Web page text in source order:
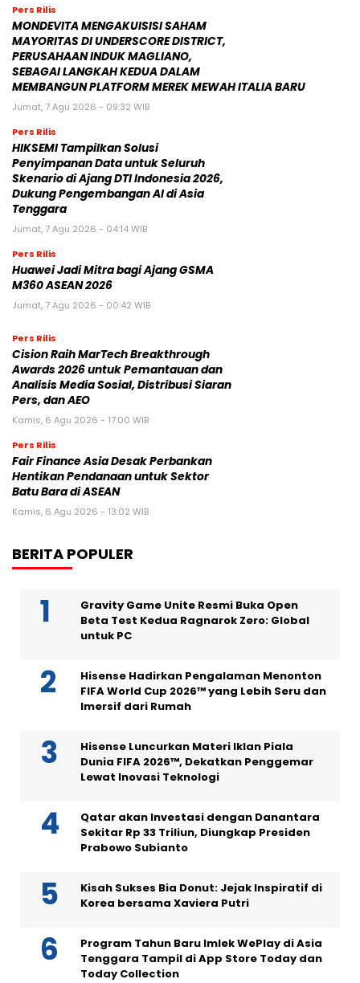
Pers Rilis
MONDEVITA MENGAKUISISI SAHAM
MAYORITAS DI UNDERSCORE DISTRICT,
PERUSAHAAN INDUK MAGLIANO,
SEBAGAI LANGKAH KEDUA DALAM
MEMBANGUN PLATFORM MEREK MEWAH ITALIA BARU
Jumat, 7 Agu 2026 - 09:32 WIB
Pers Rilis
HIKSEMI Tampilkan Solusi
Penyimpanan Data untuk Seluruh
Skenario di Ajang DTI Indonesia 2026,
Dukung Pengembangan AI di Asia
Tenggara
Jumat, 7 Agu 2026 - 04:14 WIB
Pers Rilis
Huawei Jadi Mitra bagi Ajang GSMA
M360 ASEAN 2026
Jumat, 7 Agu 2026 - 00:42 WIB
Pers Rilis
Cision Raih MarTech Breakthrough
Awards 2026 untuk Pemantauan dan
Analisis Media Sosial, Distribusi Siaran
Pers, dan AEO
Kamis, 6 Agu 2026 - 17:00 WIB
Pers Rilis
Fair Finance Asia Desak Perbankan
Hentikan Pendanaan untuk Sektor
Batu Bara di ASEAN
Kamis, 6 Agu 2026 - 13:02 WIB
BERITA POPULER
Gravity Game Unite Resmi Buka Open
Beta Test Kedua Ragnarok Zero: Global
untuk PC
Hisense Hadirkan Pengalaman Menonton
FIFA World Cup 2026™ yang Lebih Seru dan
Imersif dari Rumah
Hisense Luncurkan Materi Iklan Piala
Dunia FIFA 2026™, Dekatkan Penggemar
Lewat Inovasi Teknologi
Qatar akan Investasi dengan Danantara
Sekitar Rp 33 Triliun, Diungkap Presiden
Prabowo Subianto
Kisah Sukses Bia Donut: Jejak Inspiratif di
Korea bersama Xaviera Putri
Program Tahun Baru Imlek WePlay di Asia
Tenggara Tampil di App Store Today dan
Today Collection